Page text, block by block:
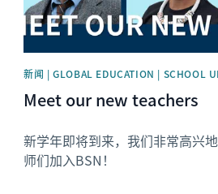
新闻 | GLOBAL EDUCATION | SCHOOL
Meet our new teachers
新学年即将到来，我们非常高兴
师们加入BSN！